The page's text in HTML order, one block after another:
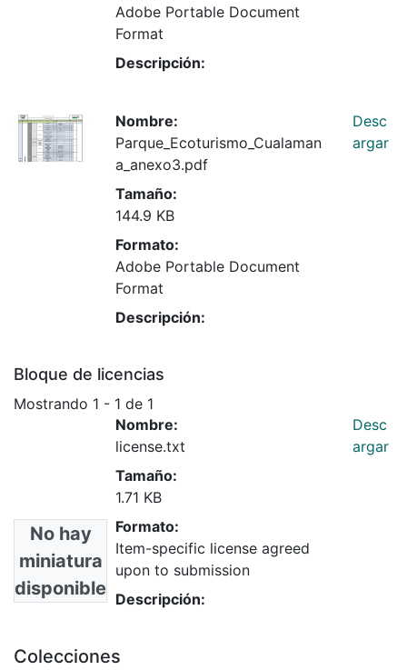
Adobe Portable Document
Format
Descripción:
Nombre:
Parque_Ecoturismo_Cualaman
a_anexo3.pdf
Tamaño:
144.9 KB
Formato:
Adobe Portable Document
Format
Descripción:
Desc
argar
Bloque de licencias
Mostrando 1 - 1 de 1
No hay
miniatura
disponible
Nombre:
license.txt
Tamaño:
1.71 KB
Formato:
Item-specific license agreed
upon to submission
Descripción:
Desc
argar
Colecciones